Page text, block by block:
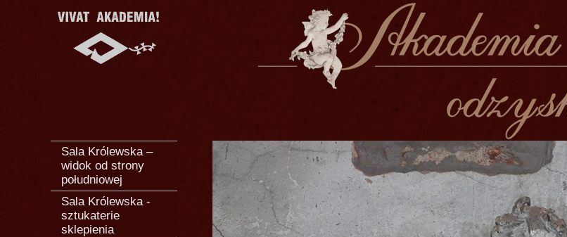
Sala Królewska –
widok od strony
południowej
Sala Królewska -
sztukaterie
sklepienia